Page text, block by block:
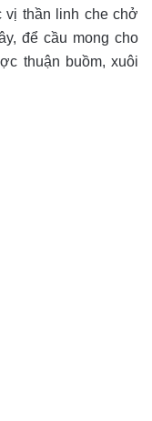
vị thần linh che chở
để cầu mong cho
thuận buồm, xuôi